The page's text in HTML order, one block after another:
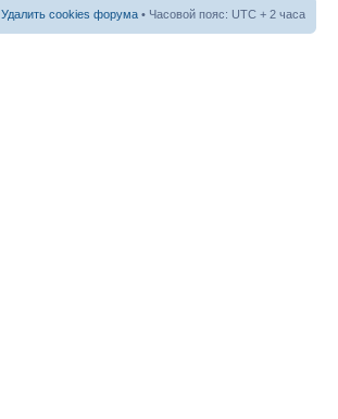
Удалить cookies форума • Часовой пояс: UTC + 2 часа